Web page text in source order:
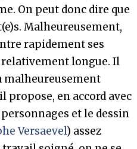
On peut donc dire que
Malheureusement,
rapidement ses
longue. Il
malheureusement
propose, en accord avec
et le dessin
Versaevel) assez